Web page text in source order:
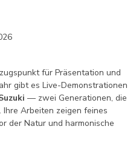
für Präsentation und
gibt es Live-Demonstrationen
— zwei Generationen, die
Ihre Arbeiten zeigen feines
der Natur und harmonische